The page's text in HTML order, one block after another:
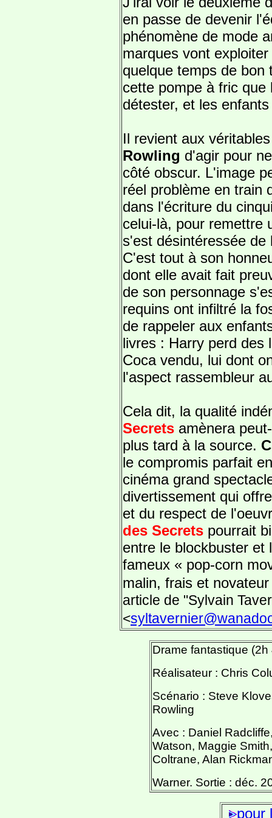
en passe de devenir
phénomène de mode
marques vont
quelque temps de bon
cette pompe à fric
détester, et les
Il revient aux
Rowling d'agir pour
côté obscur. L'image
réel problème en train
dans l'écriture du
celui-là, pour remettre
s'est désintéressée
C'est tout à son
dont elle avait fait
de son personnage
requins ont infiltré la
de rappeler aux
livres : Harry perd des
Coca vendu, lui dont
l'aspect rassembleur
Cela dit, la qualité
Secrets amènera
plus tard à la source.
le compromis parfait
cinéma grand
divertissement qui
et du respect de
des Secrets pourrait
entre le blockbuster et
fameux « pop-corn
malin, frais et
article de "Sylvain
<
Drame fantastique (2h
Réalisateur : Chris
Scénario : Steve
Rowling
Avec : Daniel
Watson, Maggie
Coltrane, Alan
Warner. Sortie : déc.
pour